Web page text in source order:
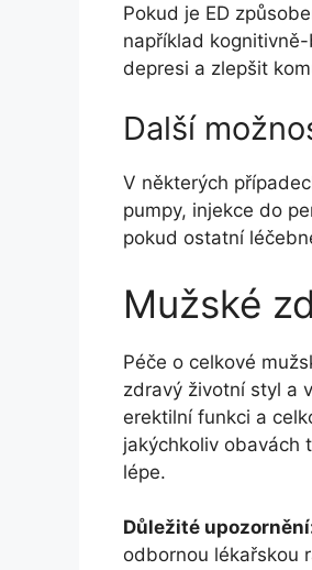
Pokud je ED
například
depresi a zlepšit
Další
V některých
pumpy, injekce do
pokud ostatní
Mužské
Péče o celkové
zdravý životní styl a
erektilní funkci a
jakýchkoliv obavách
lépe.
Důležité
odbornou lékařskou